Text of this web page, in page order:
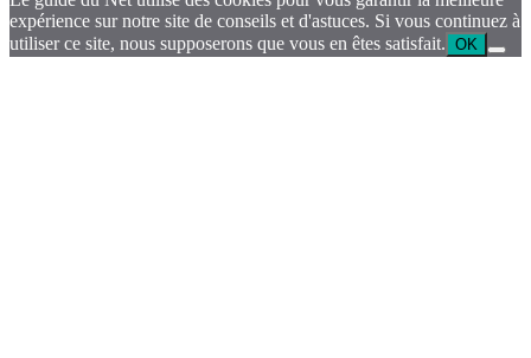
expérience sur notre site de conseils et d'astuces. Si vous continuez à
utiliser ce site, nous supposerons que vous en êtes satisfait. OK